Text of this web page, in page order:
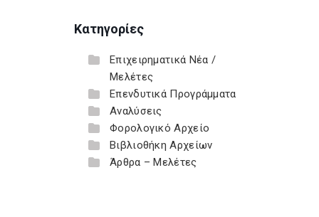
Κατηγορίες
Επιχειρηματικά Νέα /
Μελέτες
Επενδυτικά Προγράμματα
Αναλύσεις
Φορολογικό Αρχείο
Βιβλιοθήκη Αρχείων
Άρθρα – Μελέτες